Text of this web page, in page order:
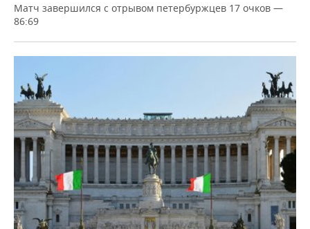
Матч завершился с отрывом петербуржцев 17 очков —
86:69